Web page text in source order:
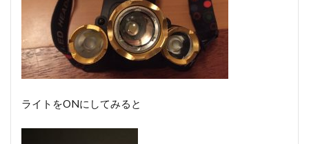
ライトをONにしてみると